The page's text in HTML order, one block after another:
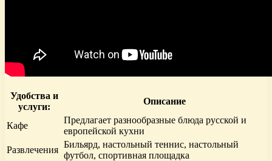
Удобства и
услуги:
Описание
Кафе
Предлагает разнообразные блюда русской и
европейской кухни
Развлечения
Бильярд, настольный теннис, настольный
футбол, спортивная площадка